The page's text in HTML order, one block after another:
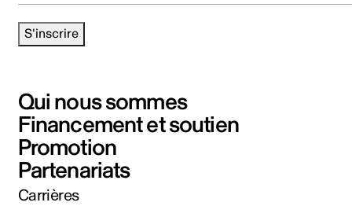
S'inscrire
Qui nous sommes
Financement et soutien
Promotion
Partenariats
Carrières